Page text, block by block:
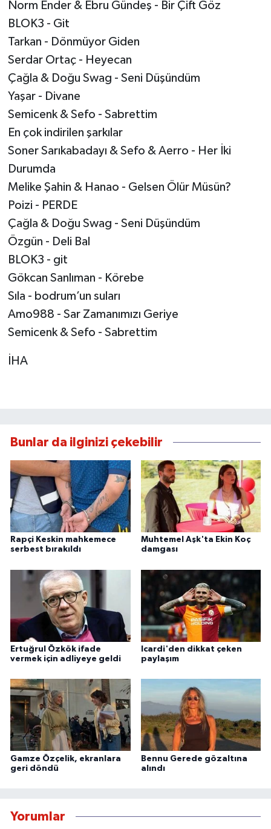
Norm Ender & Ebru Gündeş - Bir Çift Göz
BLOK3 - Git
Tarkan - Dönmüyor Giden
Serdar Ortaç - Heyecan
Çağla & Doğu Swag - Seni Düşündüm
Yaşar - Divane
Semicenk & Sefo - Sabrettim
En çok indirilen şarkılar
Soner Sarıkabadayı & Sefo & Aerro - Her İki
Durumda
Melike Şahin & Hanao - Gelsen Ölür Müsün?
Poizi - PERDE
Çağla & Doğu Swag - Seni Düşündüm
Özgün - Deli Bal
BLOK3 - git
Gökcan Sanlıman - Körebe
Sıla - bodrum’un suları
Amo988 - Sar Zamanımızı Geriye
Semicenk & Sefo - Sabrettim
İHA
Bunlar da ilginizi çekebilir
Rapçi Keskin mahkemece
serbest bırakıldı
Muhtemel Aşk'ta Ekin Koç
damgası
Ertuğrul Özkök ifade
vermek için adliyeye geldi
Icardi'den dikkat çeken
paylaşım
Gamze Özçelik, ekranlara
geri döndü
Bennu Gerede gözaltına
alındı
Yorumlar